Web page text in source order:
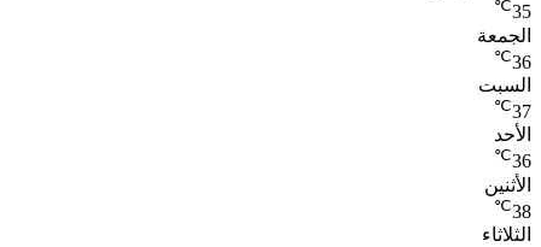
35
℃
الجمعة
36
℃
السبت
37
℃
الأحد
36
℃
الأثنين
38
℃
الثلاثاء